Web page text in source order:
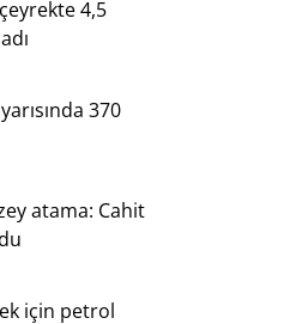
4,5
370
atama: Cahit
için petrol